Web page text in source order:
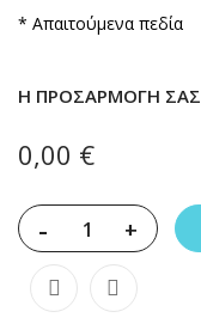
* Απαιτούμενα πεδία
Η ΠΡΟΣΑΡΜΟΓΉ ΣΑΣ
0,00 €
- +